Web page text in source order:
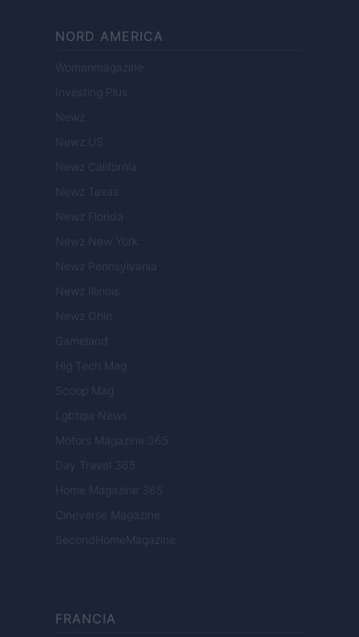
NORD AMERICA
Womanmagazine
Investing Plus
Newz
Newz US
Newz California
Newz Texas
Newz Florida
Newz New York
Newz Pennsylvania
Newz Illinois
Newz Ohio
Gameland
Hig Tech Mag
Scoop Mag
Lgbtqia News
Motors Magazine 365
Day Travel 365
Home Magazine 365
Cineverse Magazine
SecondHomeMagazine
FRANCIA